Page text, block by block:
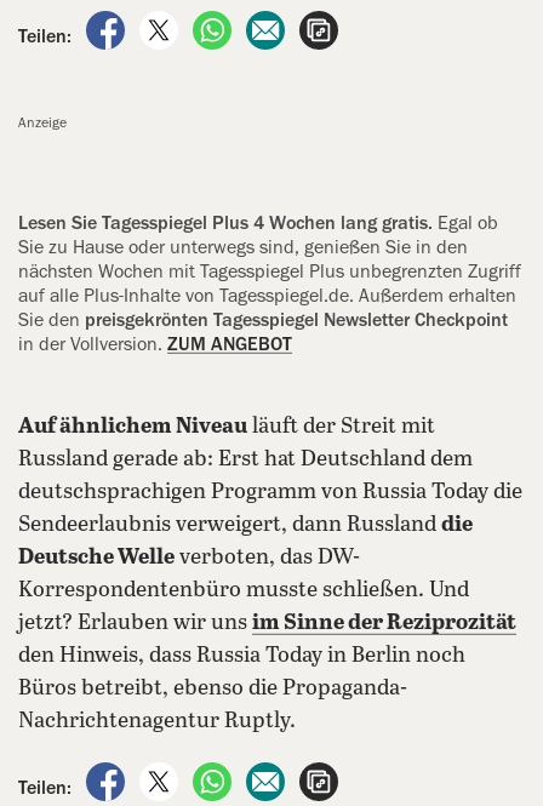
Teilen:
auf Facebook teilen
auf X teilenper WhatsApp teilen
per E-Mail teilen
Anzeige
Lesen Sie Tagesspiegel Plus 4 Wochen lang gratis. Egal ob
Sie zu Hause oder unterwegs sind, genießen Sie in den
nächsten Wochen mit Tagesspiegel Plus unbegrenzten Zugriff
auf alle Plus-Inhalte von Tagesspiegel.de. Außerdem erhalten
Sie den preisgekrönten Tagesspiegel Newsletter Checkpoint
in der Vollversion. ZUM ANGEBOT
Auf ähnlichem Niveau läuft der Streit mit
Russland gerade ab: Erst hat Deutschland dem
deutschsprachigen Programm von Russia Today die
Sendeerlaubnis verweigert, dann Russland die
Deutsche Welle verboten, das DW-
Korrespondentenbüro musste schließen. Und
jetzt? Erlauben wir uns im Sinne der Reziprozität
den Hinweis, dass Russia Today in Berlin noch
Büros betreibt, ebenso die Propaganda-
Nachrichtenagentur Ruptly.
Teilen:
auf Facebook teilen
auf X teilenper WhatsApp teilen
per E-Mail teilen